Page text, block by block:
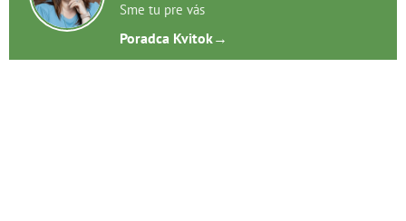
Sme tu pre vás
Poradca Kvitok→